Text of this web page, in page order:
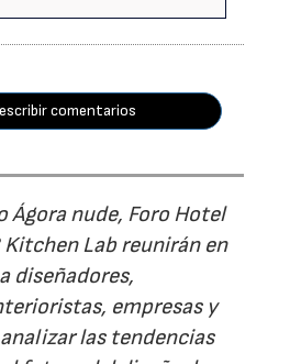
comentarios
Ágora nude, Foro Hotel
Lab reunirán en
diseñadores,
empresas y
las tendencias